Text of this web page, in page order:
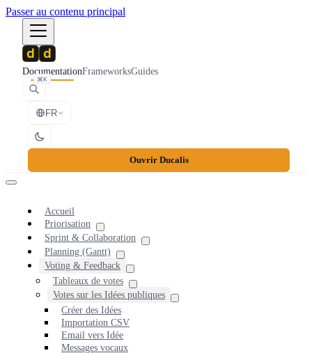
Passer au contenu principal
DocumentationFrameworksGuides
⌘K
FR
Ouvrir Ducalis
Accueil
Priorisation
Sprint & Collaboration
Planning (Gantt)
Voting & Feedback
Tableaux de votes
Votes sur les Idées publiques
Créer des Idées
Importation CSV
Email vers Idée
Messages vocaux